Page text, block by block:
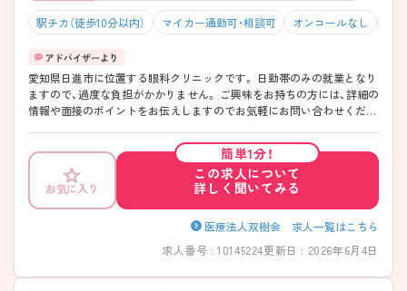
駅チカ（徒歩10分以内） マイカー通勤可・相談可 オンコールなし
愛知県日進市に位置する眼科クリニックです。 日勤帯のみの就業となり
ますので、過度な負担がかかりません。 ご興味をお持ちの方には、詳細の
情報や面接のポイントをお伝えしますのでお気軽にお問い合わせくださ
お気に入り
簡単1分！
この求人について
詳しく聞いてみる
医療法人双樹会 求人一覧はこちら
求人番号 : 10145224更新日 : 2026年6月4日